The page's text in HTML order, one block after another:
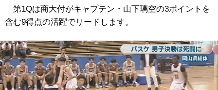
第1Qは商大付がキャプテン・山下璃空の3ポイントを
含む9得点の活躍でリードします。